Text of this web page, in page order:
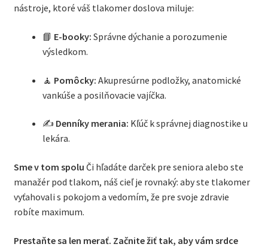
nástroje, ktoré váš tlakomer doslova miluje:
📘 E-booky: Správne dýchanie a porozumenie
výsledkom.
🧘 Pomôcky: Akupresúrne podložky, anatomické
vankúše a posilňovacie vajíčka.
✍️ Denníky merania: Kľúč k správnej diagnostike u
lekára.
Sme v tom spolu Či hľadáte darček pre seniora alebo ste
manažér pod tlakom, náš cieľ je rovnaký: aby ste tlakomer
vyťahovali s pokojom a vedomím, že pre svoje zdravie
robíte maximum.
Prestaňte sa len merať. Začnite žiť tak, aby vám srdce